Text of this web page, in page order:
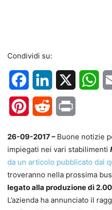
Condividi su:
FacebookLinkedIn
PinterestReddit
26-09-2017 – Buone notizie
impiegati nei vari stabilimenti
da un articolo pubblicato dal
troveranno nella prossima
legato alla produzione di
L’azienda ha annunciato il